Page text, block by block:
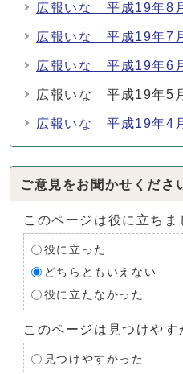
広報いな 平成19年8
広報いな 平成19年7
広報いな 平成19年6
広報いな 平成19年5
広報いな 平成19年4
ご意見をお聞かせくださ
このページは役に立ちま
役に立った
どちらともいえない
役に立たなかった
このページは見つけやす
見つけやすかった